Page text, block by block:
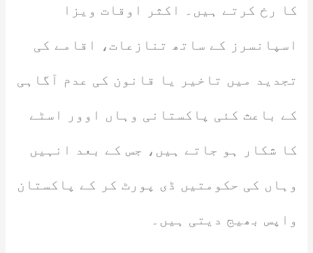
کا رخ کرتے ہیں۔ اکثر اوقات ویزا
اسپانسرز کے ساتھ تنازعات، اقامے کی
تجدید میں تاخیر یا قانون کی عدم آگاہی
کے باعث کئی پاکستانی وہاں اوور اسٹے
کا شکار ہو جاتے ہیں، جس کے بعد انہیں
وہاں کی حکومتیں ڈی پورٹ کر کے پاکستان
واپس بھیج دیتی ہیں۔